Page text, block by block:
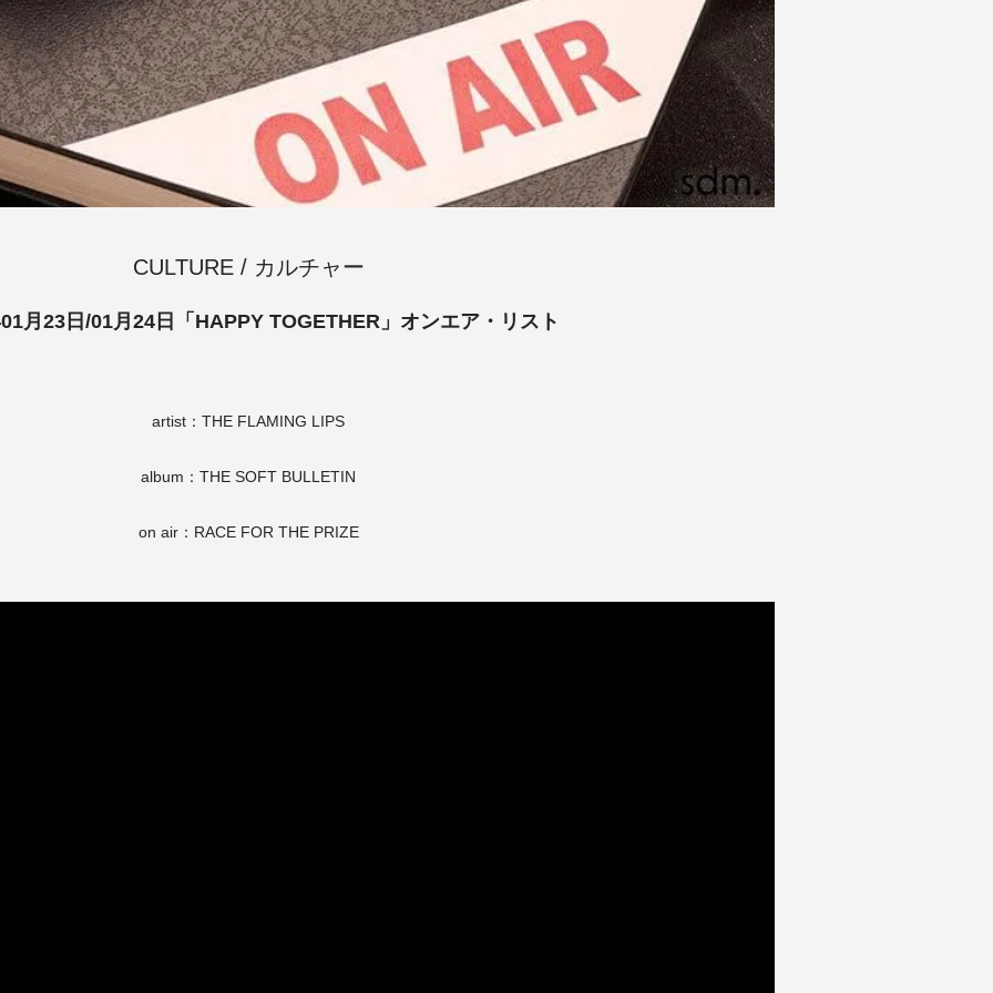
CULTURE / カルチャー
月23日/01月24日「HAPPY TOGETHER」オンエア・リスト
artist：THE FLAMING LIPS
album：THE SOFT BULLETIN
on air：RACE FOR THE PRIZE